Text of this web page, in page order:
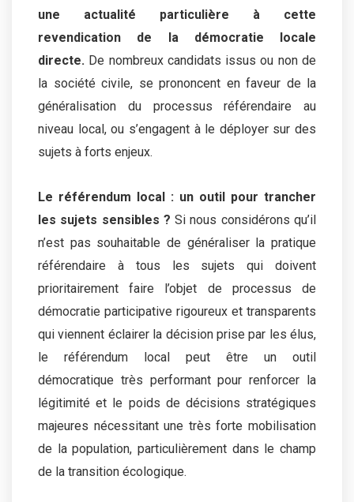
une actualité particulière à cette
revendication de la démocratie locale
directe. De nombreux candidats issus ou non de
la société civile, se prononcent en faveur de la
généralisation du processus référendaire au
niveau local, ou s’engagent à le déployer sur des
sujets à forts enjeux.
Le référendum local : un outil pour trancher
les sujets sensibles ?Si nous considérons qu’il
n’est pas souhaitable de généraliser la pratique
référendaire à tous les sujets qui doivent
prioritairement faire l’objet de processus de
démocratie participative rigoureux et transparents
qui viennent éclairer la décision prise par les élus,
le référendum local peut être un outil
démocratique très performant pour renforcer la
légitimité et le poids de décisions stratégiques
majeures nécessitant une très forte mobilisation
de la population, particulièrement dans le champ
de la transition écologique.